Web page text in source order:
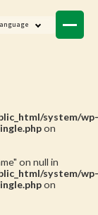
system/wp-
on
on null in
system/wp-
on